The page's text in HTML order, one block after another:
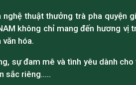
thuật thưởng trà pha quyện
không chỉ mang đến hương vị
hóa.
sự đam mê và tình yêu dành
sắc riêng…..